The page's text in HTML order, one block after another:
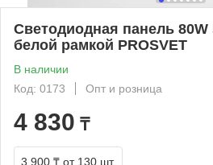
Светодиодная панель 80W
белой рамкой PROSVET
В наличии
Код: 0173
Опт и розница
4 830 ₸
3 900 ₸ от 130 шт.